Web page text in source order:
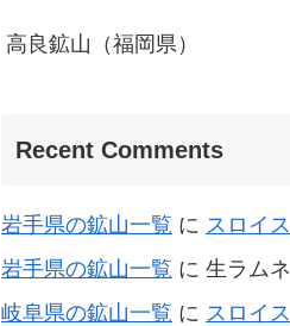
高良鉱山（福岡県）
Recent Comments
岩手県の鉱山一覧 に スロイス
岩手県の鉱山一覧 に 生ラムネ
岐阜県の鉱山一覧 に スロイス